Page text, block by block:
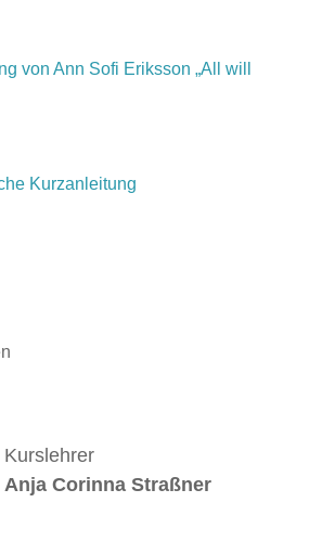
von Ann Sofi Eriksson „All will
Kurzanleitung
Kurslehrer
Anja Corinna Straßner